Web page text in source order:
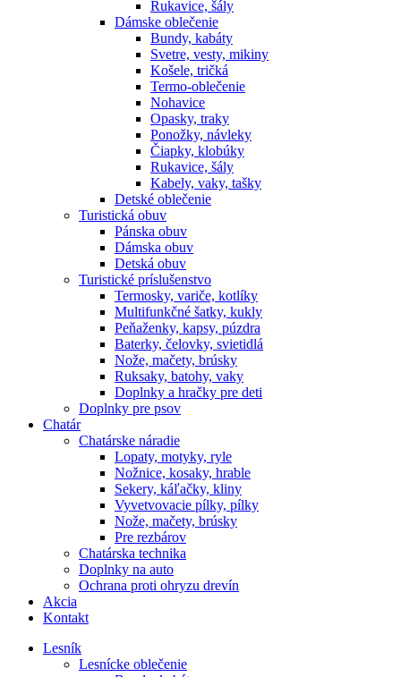
Rukavice, šály
Dámske oblečenie
Bundy, kabáty
Svetre, vesty, mikiny
Košele, tričká
Termo-oblečenie
Nohavice
Opasky, traky
Ponožky, návleky
Čiapky, klobúky
Rukavice, šály
Kabely, vaky, tašky
Detské oblečenie
Turistická obuv
Pánska obuv
Dámska obuv
Detská obuv
Turistické príslušenstvo
Termosky, variče, kotlíky
Multifunkčné šatky, kukly
Peňaženky, kapsy, púzdra
Baterky, čelovky, svietidlá
Nože, mačety, brúsky
Ruksaky, batohy, vaky
Doplnky a hračky pre deti
Doplnky pre psov
Chatár
Chatárske náradie
Lopaty, motyky, ryle
Nožnice, kosaky, hrable
Sekery, káľačky, kliny
Vyvetvovacie pílky, pílky
Nože, mačety, brúsky
Pre rezbárov
Chatárska technika
Doplnky na auto
Ochrana proti ohryzu drevín
Akcia
Kontakt
Lesník
Lesnícke oblečenie